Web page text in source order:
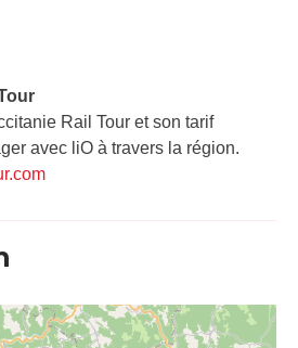
Rail Tour et son tarif
avec liO à travers la région.